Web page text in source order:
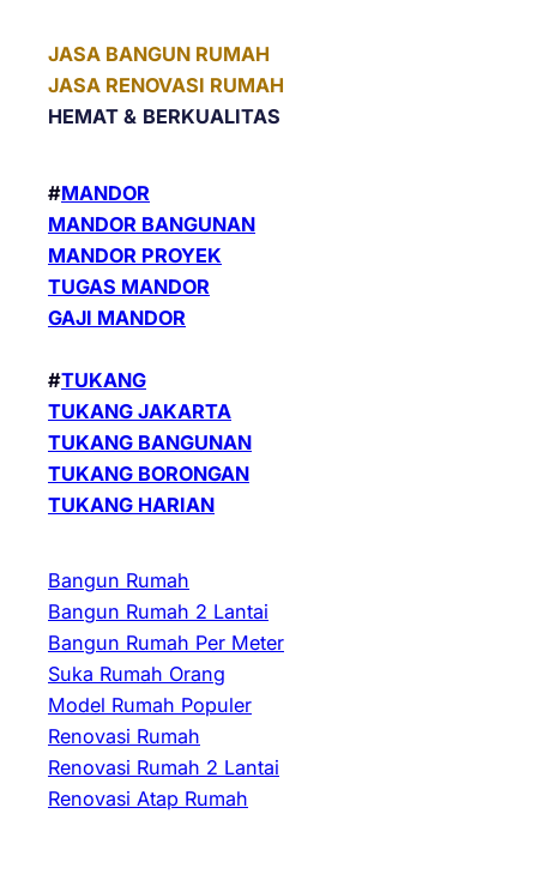
JASA BANGUN RUMAH
JASA RENOVASI RUMAH
HEMAT & BERKUALITAS
#MANDOR
MANDOR BANGUNAN
MANDOR PROYEK
TUGAS MANDOR
GAJI MANDOR
#TUKANG
TUKANG JAKARTA
TUKANG BANGUNAN
TUKANG BORONGAN
TUKANG HARIAN
Bangun Rumah
Bangun Rumah 2 Lantai
Bangun Rumah Per Meter
Suka Rumah Orang
Model Rumah Populer
Renovasi Rumah
Renovasi Rumah 2 Lantai
Renovasi Atap Rumah